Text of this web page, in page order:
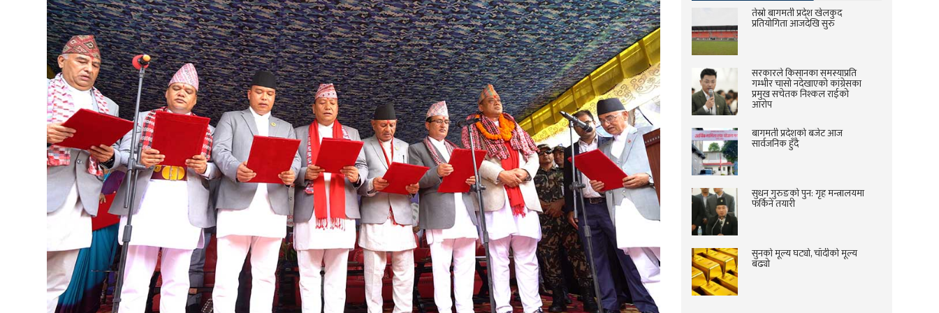
तेस्रो बागमती प्रदेश खेलकुद
प्रतियोगिता आजदेखि सुरु
सरकारले किसानका समस्याप्रति
गम्भीर चासो नदेखाएको कांग्रेसका
प्रमुख सचेतक निश्कल राईको
आरोप
बागमती प्रदेशको बजेट आज
सार्वजनिक हुँदै
सुधन गुरुङको पुन: गृह मन्त्रालयमा
फर्किने तयारी
सुनको मूल्य घट्यो, चाँदीको मूल्य
बढ्यो